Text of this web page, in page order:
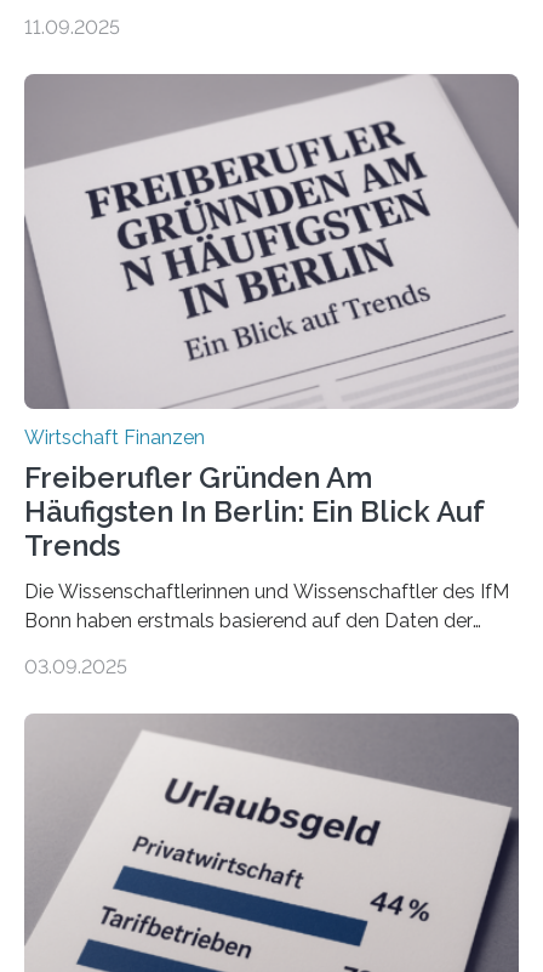
Dr. Matthias Beenken und Prof. Dr. Lukas Linnenbrink
Bundesverbands Deutscher Versicherungskaufleute e.V.
durchgeführt haben. Die Studie basiert auf den
Antworten von 1.440 selbstständigen
Versicherungsvertreter*innen und -makler*innen. Ein
Ergebnis: Deutlich mehr als die Hälfte der Befragten ist
über 50 Jahre alt und wird in den nächsten Jahren eine
Nachfolgeregelung benötigen. Aber nur ein Drittel hat
bereits Regelungen…
11.09.2025
Wirtschaft Finanzen
Freiberufler Gründen Am
Häufigsten In Berlin: Ein Blick Auf
Trends
Die Wissenschaftlerinnen und Wissenschaftler des IfM
Bonn haben erstmals basierend auf den Daten der
Landkreise mit den meisten Gründungen von
ist demnach Berlin. Betrachtet man nur die Gründungen
der Freiberuflerinnen, so liegt Leipzig an der Spitze. In
Berlin starteten in 2024 die meisten Personen in eine
eigene freiberufliche Existenz, dahinter folgten die
Städte Hamburg, München und Köln. Betrachtet man
hingegen die Existenzgründungsintensität – die Anzahl
der freiberuflichen Gründungen je…
03.09.2025